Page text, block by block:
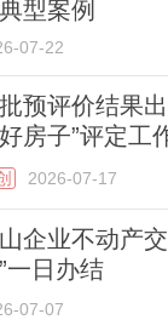
型案例
07-22
预评价结果
房子”评定工
2026-07-17
企业不动产
一日办结
07-07